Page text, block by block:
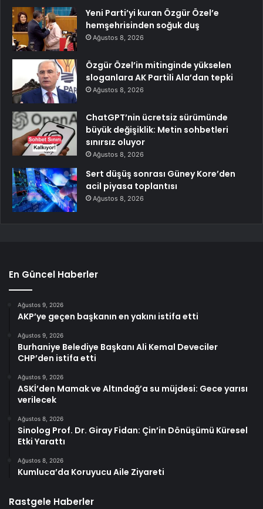
Yeni Parti’yi kuran Özgür Özel’e
hemşehrisinden soğuk duş
Ağustos 8, 2026
Özgür Özel’in mitinginde yükselen
sloganlara AK Partili Ala’dan tepki
Ağustos 8, 2026
ChatGPT’nin ücretsiz sürümünde
büyük değişiklik: Metin sohbetleri
sınırsız oluyor
Ağustos 8, 2026
Sert düşüş sonrası Güney Kore’den
acil piyasa toplantısı
Ağustos 8, 2026
En Güncel Haberler
Ağustos 9, 2026
AKP’ye geçen başkanın en yakını istifa etti
Ağustos 9, 2026
Burhaniye Belediye Başkanı Ali Kemal Deveciler
CHP’den istifa etti
Ağustos 9, 2026
ASKİ’den Mamak ve Altındağ’a su müjdesi: Gece yarısı
verilecek
Ağustos 8, 2026
Sinolog Prof. Dr. Giray Fidan: Çin’in Dönüşümü Küresel
Etki Yarattı
Ağustos 8, 2026
Kumluca’da Koruyucu Aile Ziyareti
Rastgele Haberler